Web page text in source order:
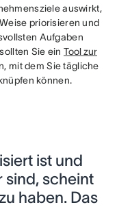
auswirkt,
priorisieren und
Aufgaben
Sie ein Tool zur
mit dem Sie tägliche
können.
ist und
sind, scheint
haben. Das